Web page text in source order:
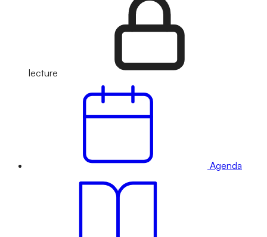
lecture
Agenda